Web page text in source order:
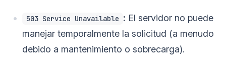
503 Service Unavailable : El servidor no puede
manejar temporalmente la solicitud (a menudo
debido a mantenimiento o sobrecarga).